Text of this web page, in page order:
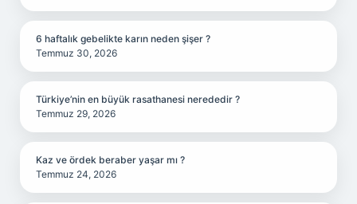
6 haftalık gebelikte karın neden şişer ?
Temmuz 30, 2026
Türkiye’nin en büyük rasathanesi nerededir ?
Temmuz 29, 2026
Kaz ve ördek beraber yaşar mı ?
Temmuz 24, 2026